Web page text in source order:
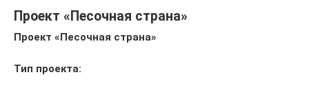
Проект «Песочная страна»
Проект «Песочная страна»
Тип проекта: